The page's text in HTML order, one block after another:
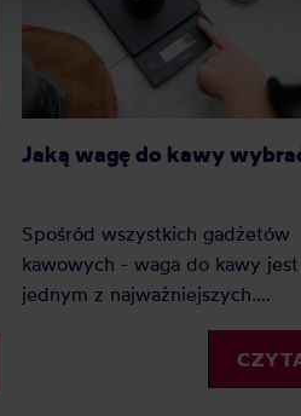
Jaką wagę do kawy
Spośród wszystkich gadżetów
kawowych - waga do kawy jest
jednym z najważniejszych.
Dlaczego? Ponieważ dzięki
zyskujemy precyzję i
Jaką jednak wagę do kawy